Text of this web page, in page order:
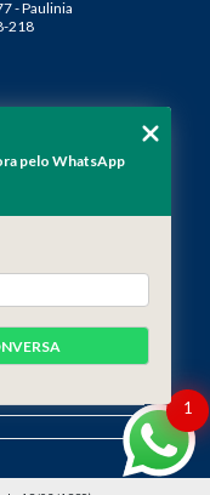
- Paulinia
218
1
pelo WhatsApp